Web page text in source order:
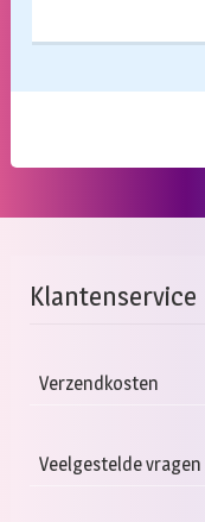
AFHALEN
aantal
Klantenservice
Verzendkosten
Veelgestelde vragen